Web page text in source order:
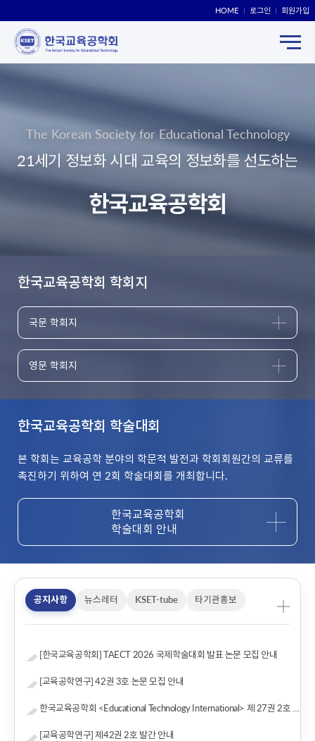
HOME 로그인 회원가입
The Korean Society for Educational Technology
21세기 정보화 시대 교육의 정보화를 선도하는
한국교육공학회
한국교육공학회 학회지
국문 학회지
영문 학회지
한국교육공학회 학술대회
본 학회는 교육공학 분야의 학문적 발전과 학회회원간의 교류를
촉진하기 위하여 연 2회 학술대회를 개최합니다.
한국교육공학회
학술대회 안내
공지사항 뉴스레터 KSET-tube 타기관홍보
[한국교육공학회] TAECT 2026 국제학술대회 발표 논문 모집 안내
[교육공학연구] 42권 3호 논문 모집 안내
[교육공학연구] 제42권 2호 발간 안내